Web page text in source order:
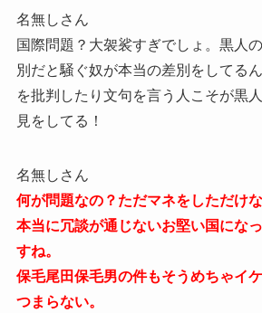
名無しさん
国際問題？大袈裟すぎでしょ。黒人
別だと騒ぐ奴が本当の差別をしてる
を批判したり文句を言う人こそが黒
見をしてる！
名無しさん
何が問題なの？ただマネをしただけな
本当に冗談が通じないお堅い国にな
すね。
保毛尾田保毛男の件もそうめちゃイケ
つまらない。